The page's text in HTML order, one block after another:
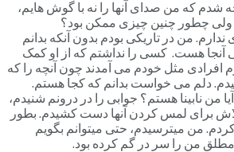
که من صدای آنها را نه با گوش هایم،
ولی چطور چنین چیزی ممکن بود؟
من در تاریکی بودم بدون آنکه بدانم
آنجا هست. کسی را نداشتم که از او کمک
افرادی مثل خودم می آمدند چون آنچه را که
دلم می خواست بدانم که کجا هستم.
من نابینا هستم؟ جوابی را در درونم شنیدم،
تلاش برای لمس کردن آنها دست کشیدم. بطور
من میترسیدم، حتی میتوانم بگویم
من را سر در گم کرده بود.